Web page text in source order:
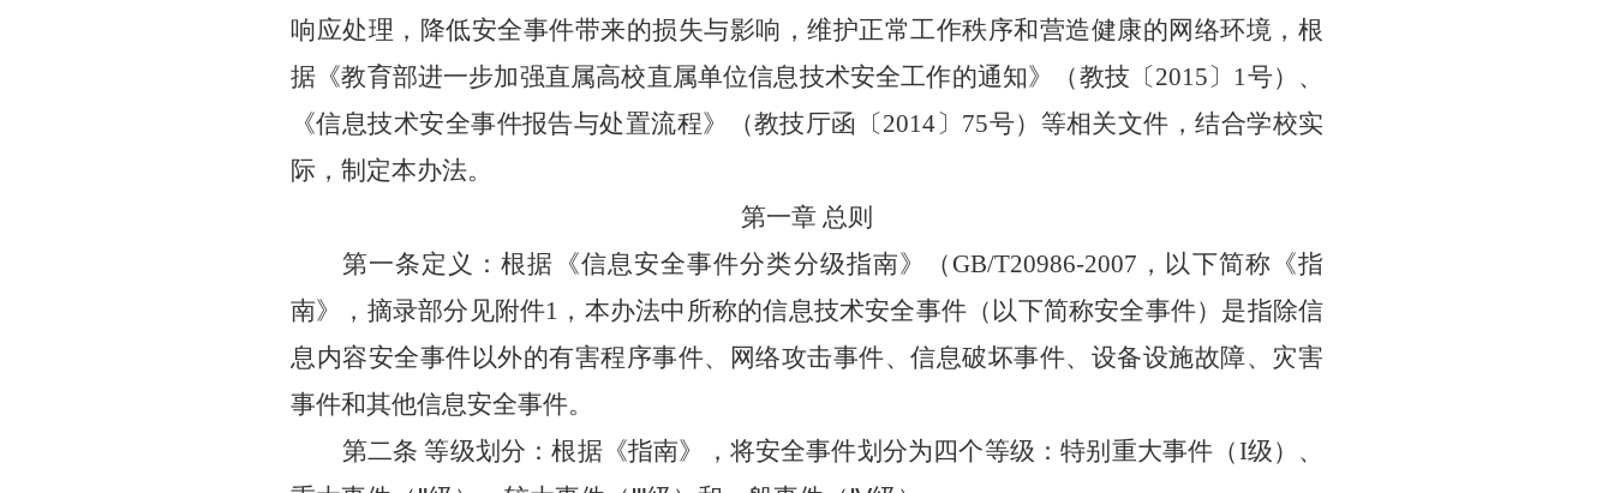
响应处理，降低安全事件带来的损失与影响，维护正常工作秩序和营造健康的网络环境，根
据《教育部进一步加强直属高校直属单位信息技术安全工作的通知》（教技〔2015〕1号）、
《信息技术安全事件报告与处置流程》（教技厅函〔2014〕75号） 等相关文件 ，结合学校实
际，制定本办法。
第一章 总则
第一条定义 ：根据《信息安全事件分类分级指南》（ GB/T20986-2007，以下简称《指
南》，摘录部分见附件1，本办法中所称的信息技术安全事件（以下简称安全事件）是指除信
息内容安全事件以外的有害程序事件、网络攻击事件、信息破坏事件、设备设施故障、灾害
事件和其他信息安全事件。
第二条 等级划分 ：根据《指南》，将安全事件划分为四个等级：特别重大事件（I级）、